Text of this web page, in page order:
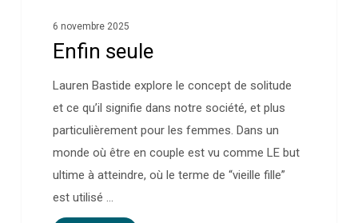
6 novembre 2025
Enfin seule
Lauren Bastide explore le concept de solitude
et ce qu’il signifie dans notre société, et plus
particulièrement pour les femmes. Dans un
monde où être en couple est vu comme LE but
ultime à atteindre, où le terme de “vieille fille”
est utilisé …